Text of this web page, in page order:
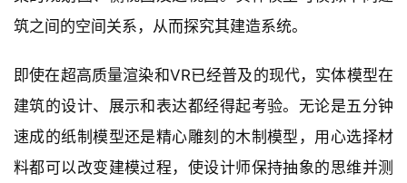
筑之间的空间关系，从而探究其建造系统。
即使在超高质量渲染和VR已经普及的现代，实体模型在
建筑的设计、展示和表达都经得起考验。无论是五分钟
速成的纸制模型还是精心雕刻的木制模型，用心选择材
料都可以改变建模过程，使设计师保持抽象的思维并测